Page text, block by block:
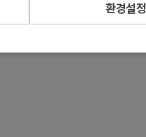
환경설정